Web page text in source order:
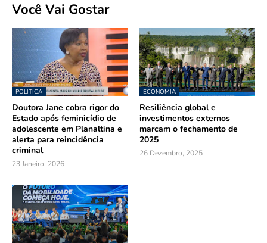
Você Vai Gostar
POLITICA
Doutora Jane cobra rigor do
Estado após feminicídio de
adolescente em Planaltina e
alerta para reincidência
criminal
23 Janeiro, 2026
ECONOMIA
Resiliência global e
investimentos externos
marcam o fechamento de
2025
26 Dezembro, 2025